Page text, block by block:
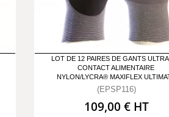
LOT DE 12 PAIRES DE GANTS
CONTACT ALIMENTAIRE
NYLON/LYCRA® MAXIFLEX
(EPSP116)
109,00 € HT